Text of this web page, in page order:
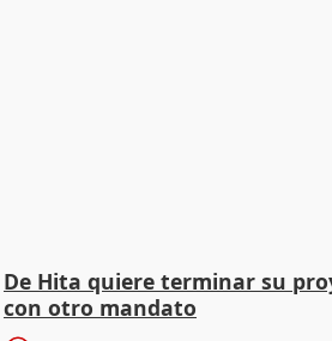
De Hita quiere terminar su
con otro mandato